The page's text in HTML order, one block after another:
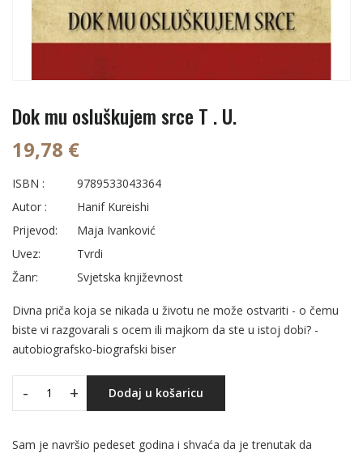
Dok mu osluškujem srce T . U.
19,78 €
ISBN :
9789533043364
Autor :
Hanif Kureishi
Prijevod:
Maja Ivanković
Uvez:
Tvrdi
Žanr:
Svjetska književnost
Divna priča koja se nikada u životu ne može ostvariti - o čemu
biste vi razgovarali s ocem ili majkom da ste u istoj dobi? -
autobiografsko-biografski biser
- + Dodaj u košaricu
Sam je navršio pedeset godina i shvaća da je trenutak da